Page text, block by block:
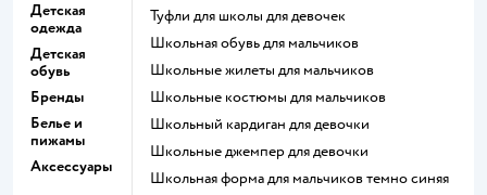
Детская
одежда
Детская
обувь
Бренды
Белье и
пижамы
Аксессуары
Туфли для школы для девочек
Школьная обувь для мальчиков
Школьные жилеты для мальчиков
Школьные костюмы для мальчиков
Школьный кардиган для девочки
Школьные джемпер для девочки
Школьная форма для мальчиков темно синяя